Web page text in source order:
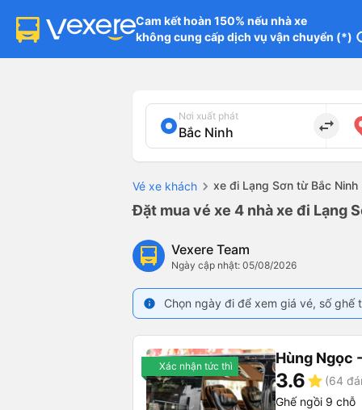
Cam kết hoàn 150% nếu nhà xe
không cung cấp dịch vụ vận chuyển (*)
Nơi xuất phát
import_export
Vé xe khách xe đi Lạng Sơn từ Bắc Ninh
Đặt mua vé xe 4 nhà xe đi Lạng
Vexere Team
Ngày cập nhật: 05/08/2026
info Chọn ngày đi để xem giá vé, số
Xác nhận tức thì Hùng Ngọc
3.6star (64
Ghế ngồi 9 chỗ